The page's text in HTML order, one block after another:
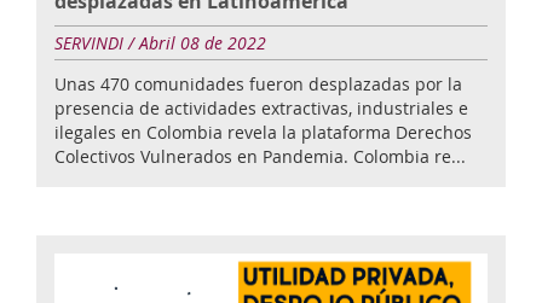
SERVINDI / Abril 08 de 2022
Unas 470 comunidades fueron desplazadas por la
presencia de actividades extractivas, industriales e
ilegales en Colombia revela la plataforma Derechos
Colectivos Vulnerados en Pandemia. Colombia re...